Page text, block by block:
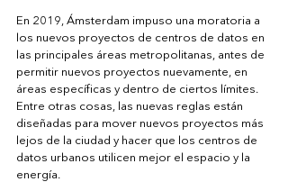
En 2019, Ámsterdam impuso una moratoria a
los nuevos proyectos de centros de datos en
las principales áreas metropolitanas, antes de
permitir nuevos proyectos nuevamente, en
áreas específicas y dentro de ciertos límites.
Entre otras cosas, las nuevas reglas están
diseñadas para mover nuevos proyectos más
lejos de la ciudad y hacer que los centros de
datos urbanos utilicen mejor el espacio y la
energía.